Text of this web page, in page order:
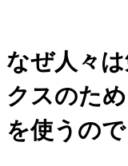
なぜ人々
クスのた
を使うの